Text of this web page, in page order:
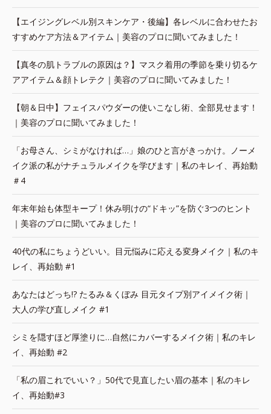
【エイジングレベル別スキンケア・後編】各レベルに合わせたお
すすめケア方法＆アイテム｜美容のプロに聞いてみました！
【真冬の肌トラブルの原因は？】マスク着用の季節を乗り切るケ
アアイテム＆顔トレテク｜美容のプロに聞いてみました！
【朝＆日中】フェイスパウダーの使いこなし術、全部見せます！
｜美容のプロに聞いてみました！
「お母さん、シミがなければ…」娘のひと言がきっかけ。ノーメ
イク派の私がナチュラルメイクを学びます｜私のキレイ、再始動
＃4
年末年始も体型キープ！休み明けの“ドキッ”を防ぐ3つのヒント
｜美容のプロに聞いてみました！
40代の私にちょうどいい。目元悩みに応える変身メイク｜私のキ
レイ、再始動 #1
あなたはどっち!? たるみ＆くぼみ 目元タイプ別アイメイク術｜
大人の学び直しメイク #1
シミを隠すほど厚塗りに…自然にカバーするメイク術｜私のキレ
イ、再始動 #2
「私の眉これでいい？」50代で見直したい眉の基本｜私のキレ
イ、再始動#3